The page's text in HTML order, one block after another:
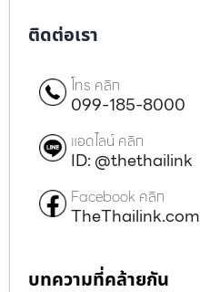
ติดต่อเรา
โทร คลิก
099-185-8000
แอดไลน์ คลิก
ID: @thethailink
Facebook คลิก
TheThailink.com
บทความที่คล้ายกัน